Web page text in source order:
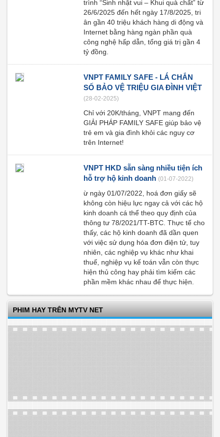
trình “Sinh nhật vui – Khui quà chất” từ
26/6/2025 đến hết ngày 17/8/2025, tri
ân gần 40 triệu khách hàng di động và
Internet bằng hàng ngàn phần quà
công nghệ hấp dẫn, tổng giá trị gần 4
tỷ đồng.
VNPT FAMILY SAFE - LÁ CHẮN
SỐ BẢO VỆ TRIỆU GIA ĐÌNH VIỆT
(28-02-2025)
Chỉ với 20K/tháng, VNPT mang đến
GIẢI PHÁP FAMILY SAFE giúp bảo vệ
trẻ em và gia đình khỏi các nguy cơ
trên Internet!
VNPT HKD sẵn sàng nhiều tiện ích
hỗ trợ hộ kinh doanh (01-07-2022)
ừ ngày 01/07/2022, hoá đơn giấy sẽ
không còn hiệu lực ngay cả với các hộ
kinh doanh cá thể theo quy định của
thông tư 78/2021/TT-BTC. Thực tế cho
thấy, các hộ kinh doanh đã dần quen
với việc sử dụng hóa đơn điện tử, tuy
nhiên, các nghiệp vụ khác như khai
thuế, nghiệp vụ kế toán vẫn còn thực
hiện thủ công hay phải tìm kiếm các
phần mềm khác nhau để thực hiện.
PHIM HAY TRÊN MYTV NET